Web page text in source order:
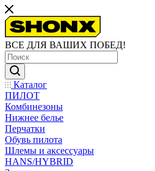
ВСЕ ДЛЯ ВАШИХ ПОБЕД!
Каталог
ПИЛОТ
Комбинезоны
Нижнее белье
Перчатки
Обувь пилота
Шлемы и аксессуары
HANS/HYBRID